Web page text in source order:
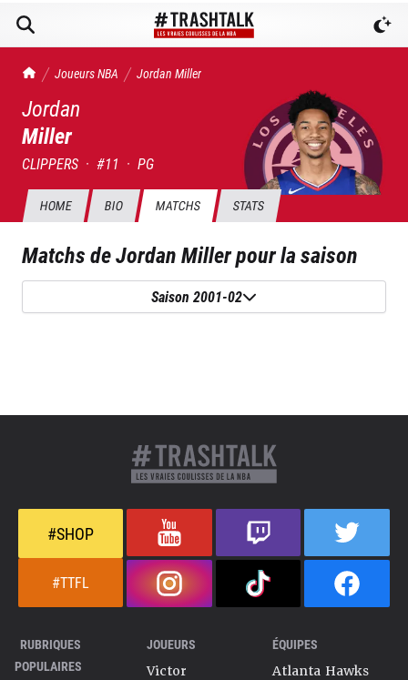
TrashTalk Actu NBA
Joueurs NBA Jordan Miller
Jordan
Miller
CLIPPERS · #11 · PG
HOME BIO MATCHS STATS
Matchs deJordan Millerpour la saison
Saison 2001-02
#SHOP
#TTFL
RUBRIQUES
POPULAIRES
JOUEURS
Victor
ÉQUIPES
Atlanta Hawks